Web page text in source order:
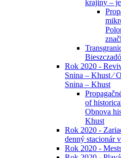
krajiny –
Rok 2020 -
Snina – Khust ⁄
Snina – Khust
of
Obnova
Khust
Rok 2020 -
denný stacionár
Rok 2020 -